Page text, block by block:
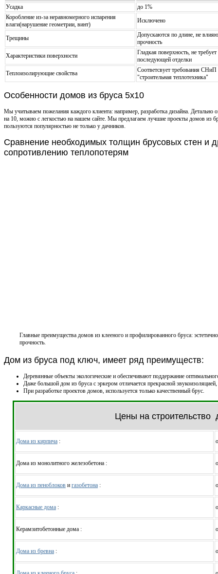
Усадка
до 1%
Коробление из-за неравномерного испарения
влаги(нарушение геометрии, винт)
Исключено
Трещины
Допускаются по длине, не
прочность
Характеристики поверхности
Гладкая поверхность, не требует
последующей отделки
Теплоизолирующие свойства
Соответсвует требования
"строительная теплотехника"
Особенности домов из бруса 5х10
Мы учитываем пожелания каждого клиента: например, разработка дизайна. Детально
на 10, можно с легкостью на нашем сайте. Мы предлагаем лучшие проекты домов из
пользуются популярностью не только у дачников.
Сравнение необходимых толщин брусовых стен и
сопротивлению теплопотерям
Главные преимущества домов из клееного и профилированного бруса:
прочность.
Дом из бруса под ключ, имеет ряд преимуществ:
Деревянные объекты экологические и обеспечивают поддержание
Даже большой дом из бруса с эркером отличается прекрасной
При разработке проектов домов, используется только качественный брус.
Цены на строительство
Дома из кирпича :
Дома из монолитного железобетона :
Дома из пеноблоков и газобетона :
Каркасные дома :
Керамзитобетонные дома :
Дома из бревна :